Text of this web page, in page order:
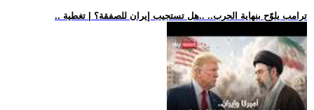
.. ترامب يلوّح بنهاية الحرب.. ..هل تستجيب إيران للصفقة؟ | تغطية